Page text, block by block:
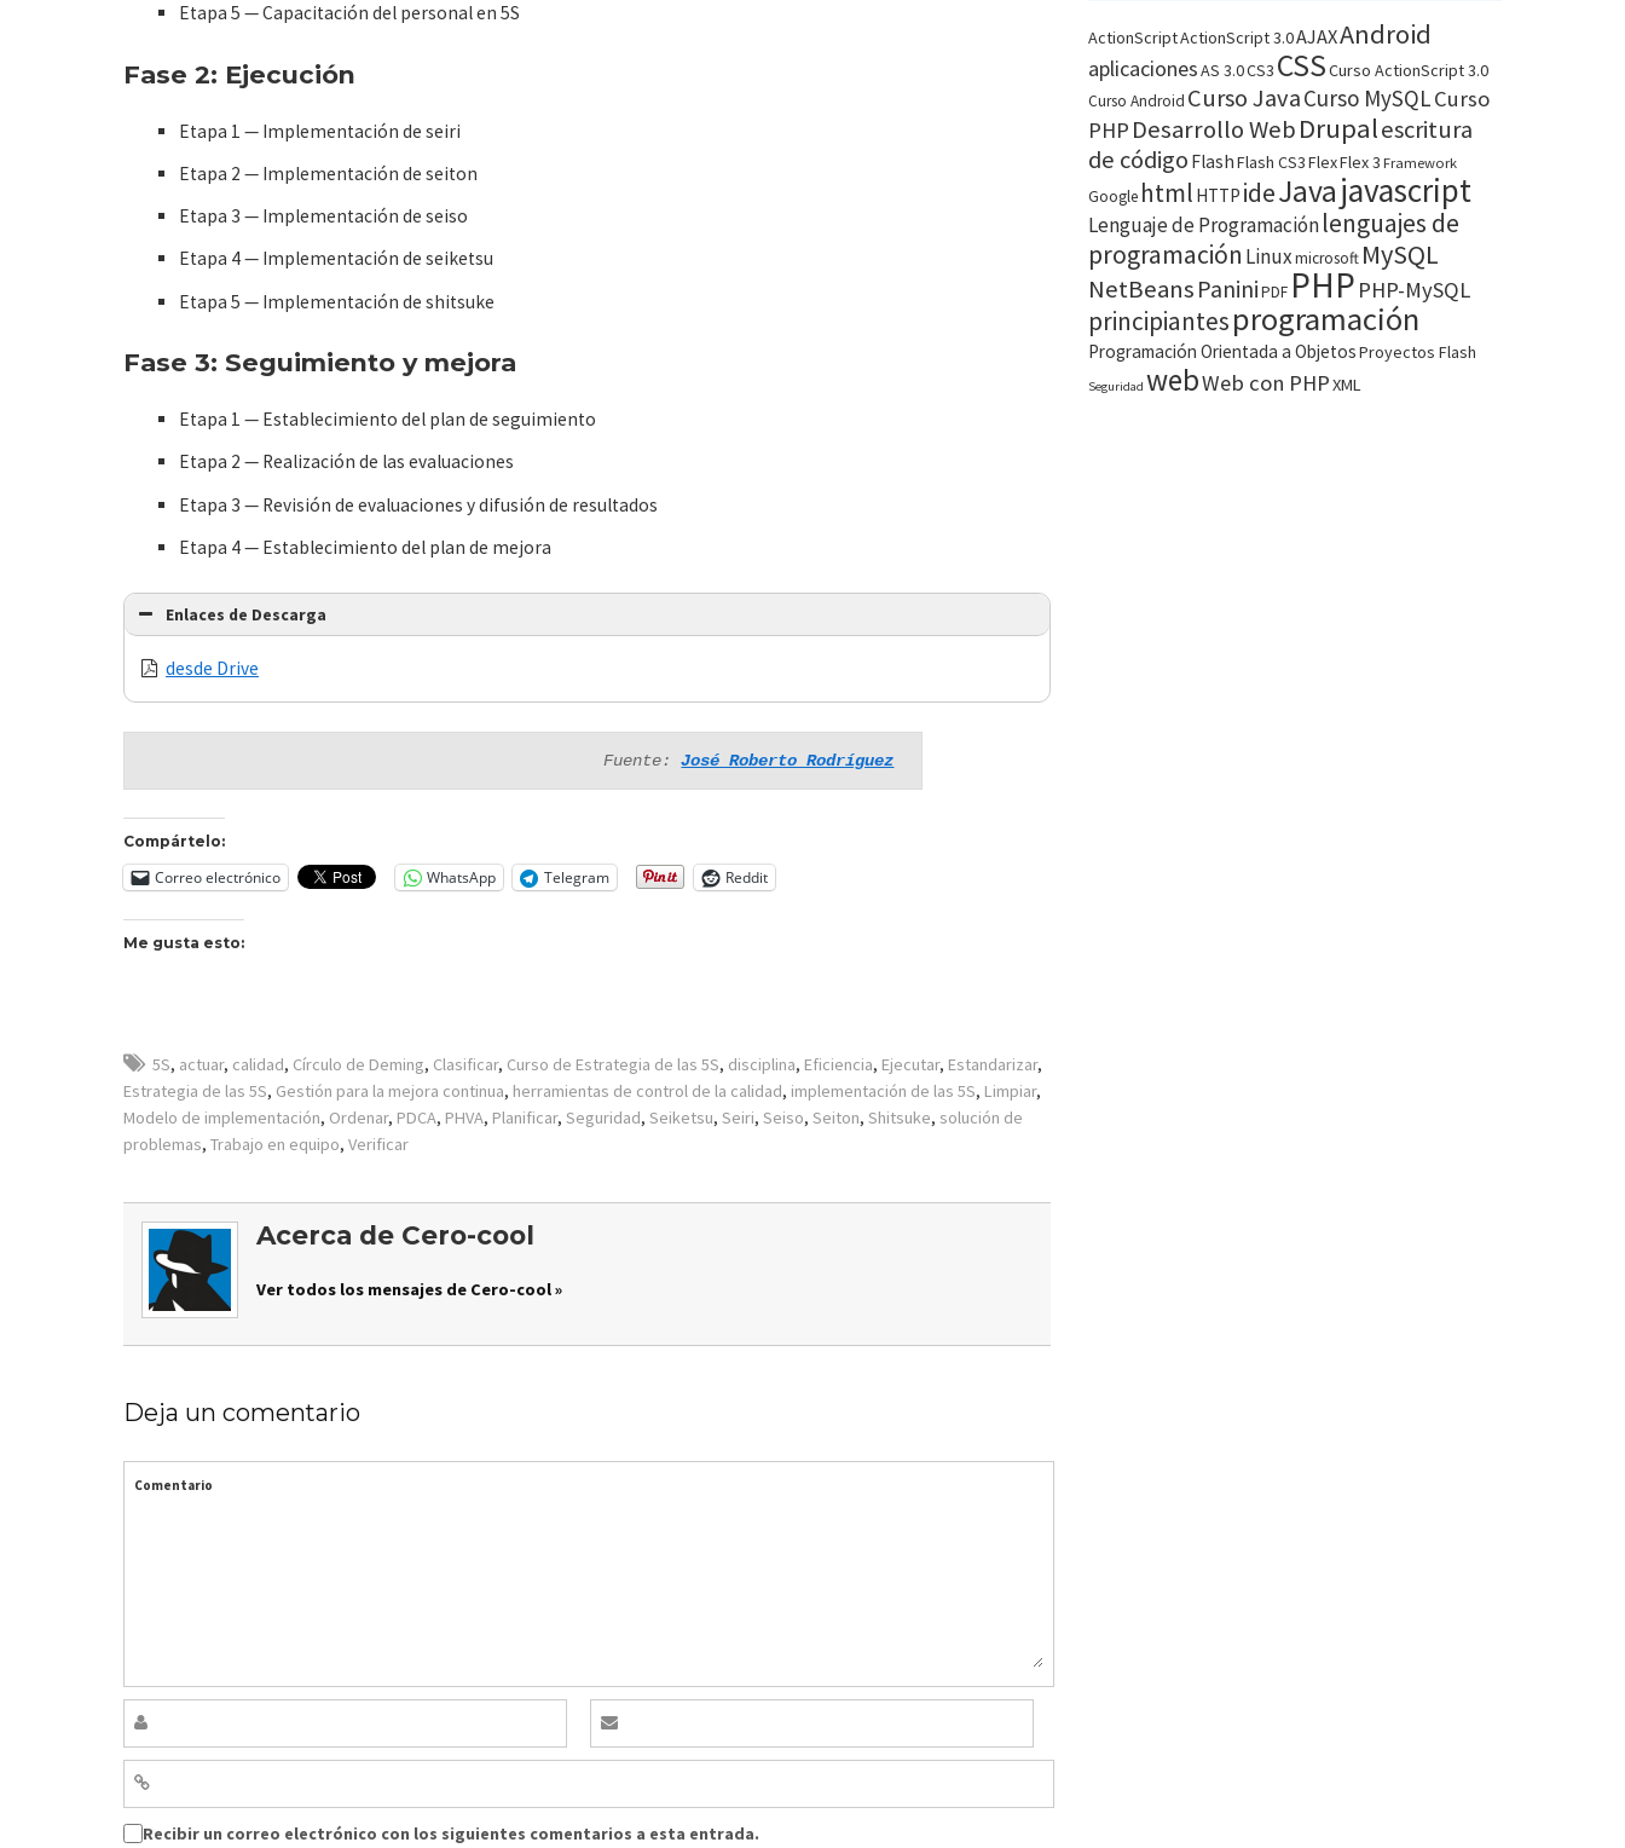
Etapa 5 — Capacitación del personal en 5S
Fase 2: Ejecución
Etapa 1 — Implementación de seiri
Etapa 2 — Implementación de seiton
Etapa 3 — Implementación de seiso
Etapa 4 — Implementación de seiketsu
Etapa 5 — Implementación de shitsuke
Fase 3: Seguimiento y mejora
Etapa 1 — Establecimiento del plan de seguimiento
Etapa 2 — Realización de las evaluaciones
Etapa 3 — Revisión de evaluaciones y difusión de resultados
Etapa 4 — Establecimiento del plan de mejora
Enlaces de Descarga
desde Drive
Fuente: José Roberto Rodríguez
Compártelo:
Correo electrónico WhatsApp Telegram Reddit
Me gusta esto:
5S, actuar, calidad, Círculo de Deming, Clasificar, Curso de Estrategia de las 5S, disciplina, Eficiencia, Ejecutar, Estandarizar,
Estrategia de las 5S, Gestión para la mejora continua, herramientas de control de la calidad, implementación de las 5S, Limpiar,
Modelo de implementación, Ordenar, PDCA, PHVA, Planificar, Seguridad, Seiketsu, Seiri, Seiso, Seiton, Shitsuke, solución de
problemas, Trabajo en equipo, Verificar
Acerca de Cero-cool
Ver todos los mensajes de Cero-cool »
Deja un comentario
Comentario
Recibir un correo electrónico con los siguientes comentarios a esta entrada.
ActionScriptActionScript 3.0AJAXAndroid
aplicacionesAS 3.0CS3 CSSCurso ActionScript 3.0
Curso Android Curso JavaCurso MySQLCurso
PHP Desarrollo WebDrupalescritura
de código FlashFlash CS3FlexFlex 3 Framework
Google html HTTP ideJavajavascript
Lenguaje de Programaciónlenguajes de
programación Linuxmicrosoft MySQL
NetBeans PaniniPDF PHP PHP-MySQL
principiantesprogramación
Programación Orientada a ObjetosProyectos Flash
Seguridad webWeb con PHPXML